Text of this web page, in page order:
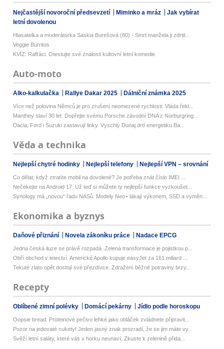
Nejčastější novoroční předsevzetí Miminko a mráz
Jak vybírat
letní dovolenou
Hlasatelka a moderátorka Saskia Burešová (80) - Smrt manžela ji zdrtil...
Veggie Burritos
KVÍZ: Rafťáci. Otestujte své znalosti kultovní letní komedie
Auto-moto
Alko-kalkulačka Rallye Dakar 2025 Dálniční známka 2025
Více než polovina Němců je pro zrušení neomezené rychlosti. Vláda řekl...
Manthey slaví 30 let: Dopřejte svému Porsche závodní DNA z Nürburgring...
Dacia, Ford i Suzuki zastavují linky. Vyschlý Dunaj drtí energetiku Ba...
Věda a technika
Nejlepší chytré hodinky Nejlepší telefony Nejlepší VPN – srovnání
Co dělat, když ztratíte mobil na dovolené? Je potřeba znát číslo IMEI ...
Nečekejte na Android 17. Už teď si můžete ty nejlepší funkce vyzkoušet...
Synology má „novou“ řadu NASů. Modely Neo+ lákají výkonem, SSD a vyměn...
Ekonomika a byznys
Daňové přiznání Novela zákoníku práce Nadace EPCG
Jedna česká iluze se právě rozpadá. Zelená transformace je pojistkou p...
Obří obchod v letectví. Americké Apollo kupuje easyJet za 161 miliard ...
Tekuté zlato opět dostojí své přezdívce. Zdražení běžné potraviny brzy...
Recepty
Oblíbené zimní polévky Domácí pekárny Jídlo podle horoskopu
Oopsie bread: Proteinové pečivo lehké jako obláček zvládnete připravit...
Pozor na jedovaté cukety! Jeden jasný znak prozradí, že se jim máte vy...
Svěží letní saláty, které vás v horku neunaví: Zkuste k zelenině přida...